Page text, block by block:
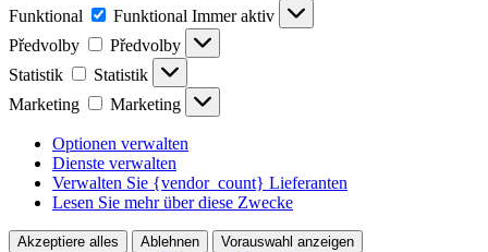
Funktional
Funktional Immer aktiv
Předvolby
Předvolby
Statistik
Statistik
Marketing
Marketing
Optionen verwalten
Dienste verwalten
Verwalten Sie {vendor_count} Lieferanten
Lesen Sie mehr über diese Zwecke
Akzeptiere alles Ablehnen
Vorauswahl anzeigen